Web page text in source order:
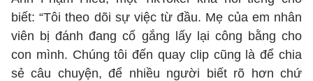
biết: “Tôi theo dõi sự việc từ đầu. Mẹ của em nhân
viên bị đánh đang cố gắng lấy lại công bằng cho
con mình. Chúng tôi đến quay clip cũng là để chia
sẻ câu chuyện, để nhiều người biết rõ hơn chứ